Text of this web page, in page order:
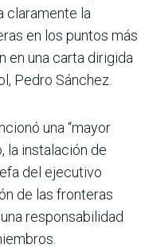
claramente la
en los puntos más
en una carta dirigida
Pedro Sánchez.
una “mayor
la instalación de
del ejecutivo
de las fronteras
responsabilidad